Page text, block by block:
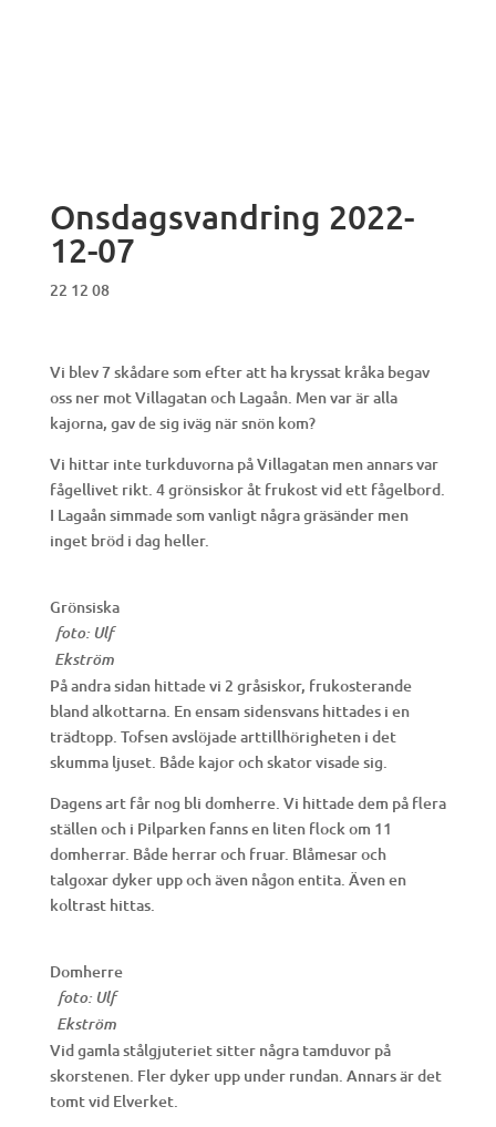
Onsdagsvandring 2022-
12-07
22 12 08
Vi blev 7 skådare som efter att ha kryssat kråka begav
oss ner mot Villagatan och Lagaån. Men var är alla
kajorna, gav de sig iväg när snön kom?
Vi hittar inte turkduvorna på Villagatan men annars var
fågellivet rikt. 4 grönsiskor åt frukost vid ett fågelbord.
I Lagaån simmade som vanligt några gräsänder men
inget bröd i dag heller.
Grönsiska
foto: Ulf
Ekström
På andra sidan hittade vi 2 gråsiskor, frukosterande
bland alkottarna. En ensam sidensvans hittades i en
trädtopp. Tofsen avslöjade arttillhörigheten i det
skumma ljuset. Både kajor och skator visade sig.
Dagens art får nog bli domherre. Vi hittade dem på flera
ställen och i Pilparken fanns en liten flock om 11
domherrar. Både herrar och fruar. Blåmesar och
talgoxar dyker upp och även någon entita. Även en
koltrast hittas.
Domherre
foto: Ulf
Ekström
Vid gamla stålgjuteriet sitter några tamduvor på
skorstenen. Fler dyker upp under rundan. Annars är det
tomt vid Elverket.